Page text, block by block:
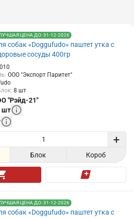
ЦЕНА ДО: 31-12-2026
собак «Doggufudo» паштет утка с
сосуды 400гр
: ООО "Экспорт Паритет"
: 8 шт
"Рэйд-21"
шт
+
Блок Короб
ЦЕНА ДО: 31-12-2026
собак «Doggufudo» паштет утка с